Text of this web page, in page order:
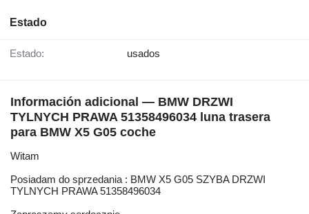
Estado
Estado: usados
Información adicional — BMW DRZWI
TYLNYCH PRAWA 51358496034 luna trasera
para BMW X5 G05 coche
Witam
Posiadam do sprzedania : BMW X5 G05 SZYBA DRZWI
TYLNYCH PRAWA 51358496034